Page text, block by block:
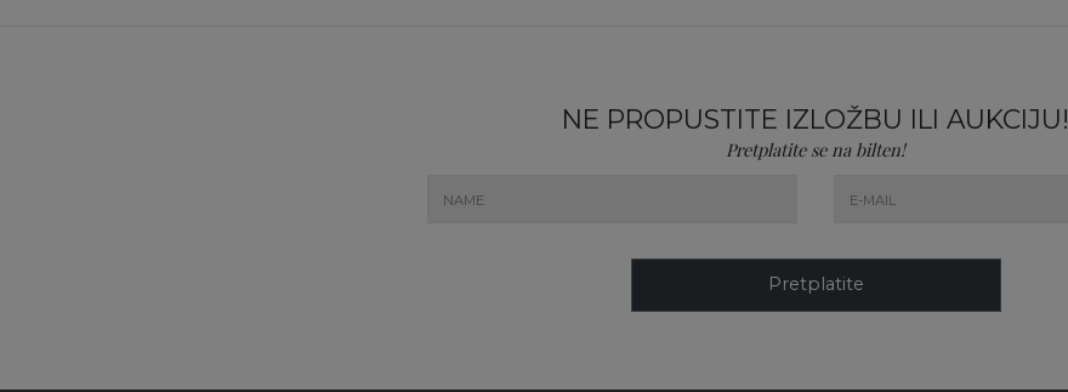
NE PROPUSTITE IZLOŽBU ILI AUKCIJU!
Pretplatite se na bilten!
Pretplatite